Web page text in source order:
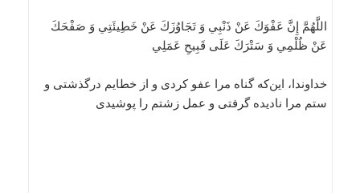
اللَّهُمَّ إِنَّ عَفْوَكَ عَنْ ذَنْبِي وَ تَجَاوُزَكَ عَنْ خَطِيئَتِي وَ صَفْحَكَ
عَنْ ظُلْمِي وَ سَتْرَكَ عَلَى قَبِيحِ عَمَلِي
خداوندا، اين‌كه گناه مرا عفو كردى و از خطايم درگذشتى و
ستم مرا ناديده گرفتى و عمل زشتم را پوشيدى